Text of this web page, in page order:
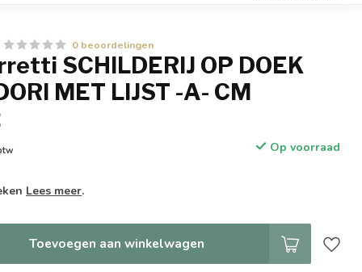
0 beoordelingen
SCHILDERIJ OP DOEK
MET LIJST -A- CM
Op voorraad
Lees meer.
Toevoegen aan winkelwagen